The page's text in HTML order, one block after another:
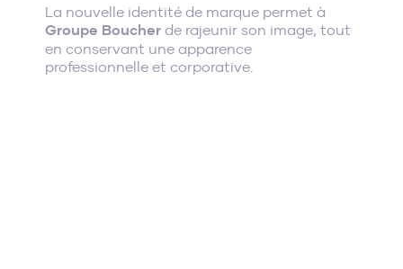
La nouvelle identité de marque permet à
Groupe Boucherde rajeunir son image, tout
en conservant une apparence
professionnelle et corporative.